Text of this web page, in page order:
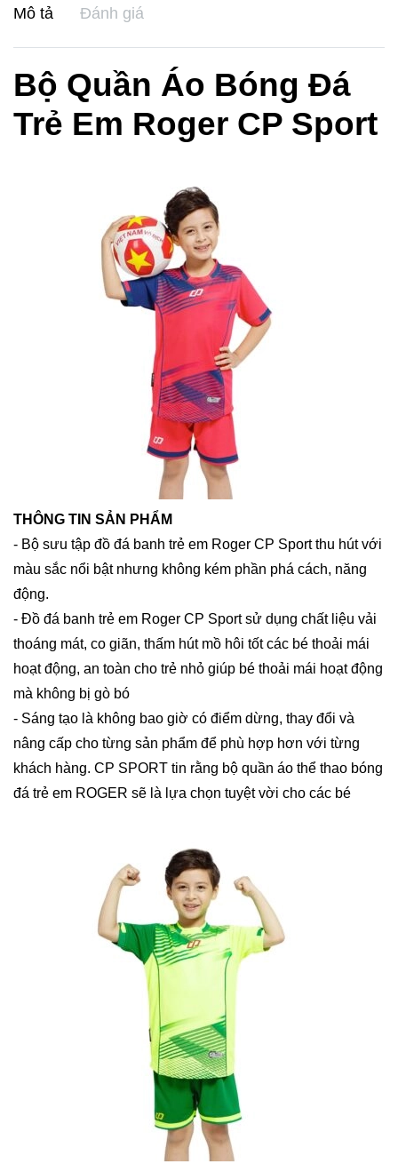
Mô tả Đánh giá
Bộ Quần Áo Bóng Đá
Trẻ Em Roger CP Sport
THÔNG TIN SẢN PHẨM
- Bộ sưu tập đồ đá banh trẻ em Roger CP Sport thu hút với
màu sắc nổi bật nhưng không kém phần phá cách, năng
động.
- Đồ đá banh trẻ em Roger CP Sport sử dụng chất liệu vải
thoáng mát, co giãn, thấm hút mồ hôi tốt các bé thoải mái
hoạt động, an toàn cho trẻ nhỏ giúp bé thoải mái hoạt động
mà không bị gò bó
- Sáng tạo là không bao giờ có điểm dừng, thay đổi và
nâng cấp cho từng sản phẩm để phù hợp hơn với từng
khách hàng. CP SPORT tin rằng bộ quần áo thể thao bóng
đá trẻ em ROGER sẽ là lựa chọn tuyệt vời cho các bé